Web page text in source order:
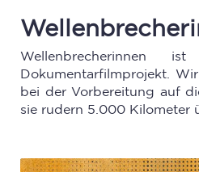
Wellenbrecherinnen
Dokumentarfilmprojekt.
bei der Vorbereitung auf
sie rudern 5.000 Kilometer